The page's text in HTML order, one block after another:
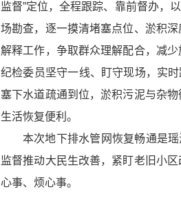
监督”定位，全程跟踪、靠前督办，
场勘查，逐一摸清堵塞点位、淤积
解释工作，争取群众理解配合，减
纪检委员坚守一线、盯守现场，实
塞下水道疏通到位，淤积污泥与杂
生活恢复便利。
本次地下排水管网恢复畅通是
监督推动大民生改善，紧盯老旧小
心事、烦心事。